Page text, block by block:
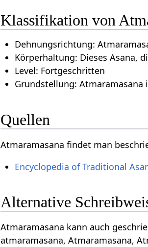
Klassifikation von
Dehnungsrichtung:
Körperhaltung: Dieses Asana,
Level: Fortgeschritten
Grundstellung:
Quellen
Atmaramasana findet man
Encyclopedia of Traditional
Alternative
Atmaramasana kann auch
atmaramasana, Atmaramasana,